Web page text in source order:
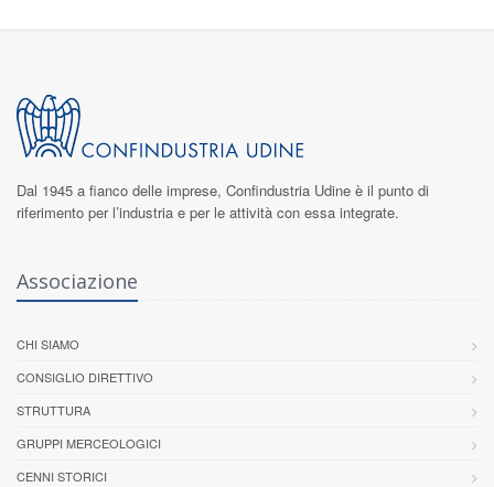
Dal 1945 a fianco delle imprese, Confindustria Udine è il punto di
riferimento per l’industria e per le attività con essa integrate.
Associazione
CHI SIAMO
CONSIGLIO DIRETTIVO
STRUTTURA
GRUPPI MERCEOLOGICI
CENNI STORICI